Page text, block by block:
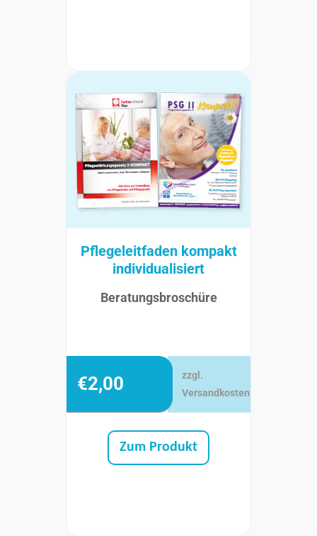
Pflegeleitfaden kompakt
individualisiert
Beratungsbroschüre
€2,00
zzgl.
Versandkosten
Zum Produkt